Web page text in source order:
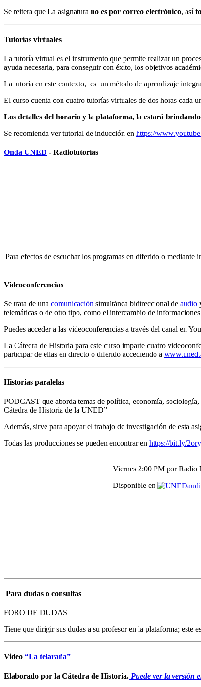
Se reitera que La asignatura no es por correo electrónico, así
Tutorías virtuales
La tutoría virtual es el instrumento que permite realizar un
ayuda necesaria, para conseguir con éxito, los objetivos
La tutoría en este contexto, es un método de aprendizaje
El curso cuenta con cuatro tutorías virtuales de dos horas cada
Los detalles del horario y la plataforma, la estará
Se recomienda ver tutorial de inducción en https://
Onda UNED - Radiotutorías
Para efectos de escuchar los programas en diferido o mediante
Videoconferencias
Se trata de una comunicación simultánea bidireccional de audio
telemáticas o de otro tipo, como el intercambio de
Puedes acceder a las videoconferencias a través del canal en
La Cátedra de Historia para este curso imparte cuatro
participar de ellas en directo o diferido accediendo a
Historias paralelas
PODCAST que aborda temas de política, economía,
Cátedra de Historia de la UNED”
Además, sirve para apoyar el trabajo de investigación de esta
Todas las producciones se pueden encontrar en https://bit.ly/
Viernes 2:00 PM por Radio
Disponible en
Para dudas o consultas
FORO DE DUDAS
Tiene que dirigir sus dudas a su profesor en la plataforma; este
Video “La telaraña”
Elaborado por la Cátedra de Historia. Puede ver la versión